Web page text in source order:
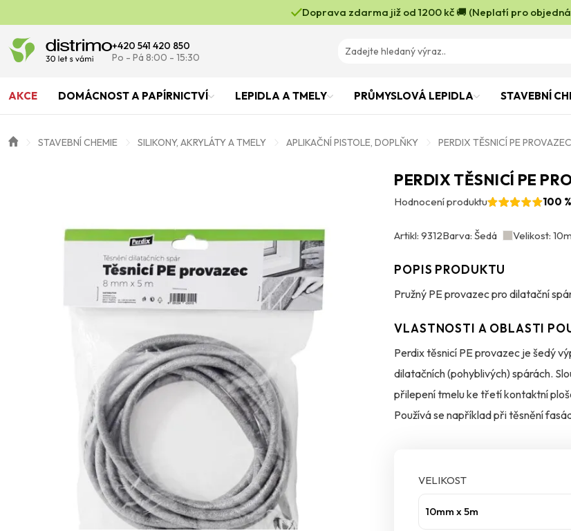
Doprava zdarma již od 1200 kč 🚚 (Neplatí pro
+420 541 420 850
Po - Pá 8:00 - 15:30
AKCE DOMÁCNOST A PAPÍRNICTVÍ LEPIDLA A TMELY PRŮMYSLOVÁ LEPIDLA STAVEBNÍ
STAVEBNÍ CHEMIE SILIKONY, AKRYLÁTY A TMELY APLIKAČNÍ PISTOLE, DOPLŇKY PERDIX TĚSNICÍ PE
PERDIX TĚSNICÍ PE
Hodnocení produktu
100 %
Artikl: 9312Barva: Šedá Velikost:
POPIS PRODUKTU
Pružný PE provazec pro dilatační
VLASTNOSTI A OBLASTI
Perdix těsnicí PE provazec je šedý
dilatačních (pohyblivých) spárách.
přilepení tmelu ke třetí kontaktní
Používá se například při těsnění
umožnit dilatační pohyb bez rizika
zbytečného „přetékání“.
VELIKOST
10mm x 5m